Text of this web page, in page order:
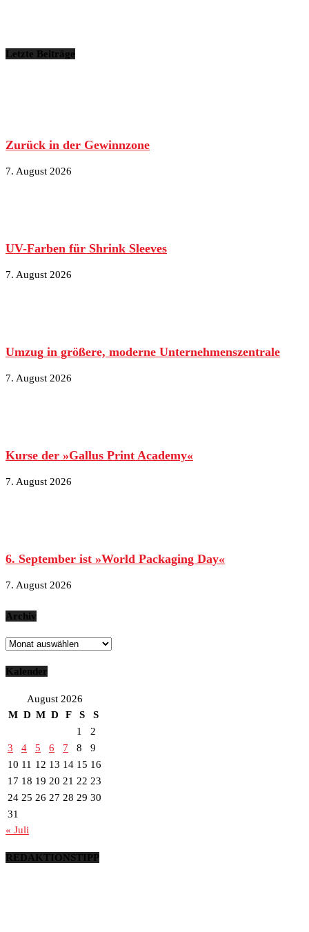
Letzte Beiträge
Zurück in der Gewinnzone
7. August 2026
UV-Farben für Shrink Sleeves
7. August 2026
Umzug in größere, moderne Unternehmenszentrale
7. August 2026
Kurse der »Gallus Print Academy«
7. August 2026
6. September ist »World Packaging Day«
7. August 2026
Archiv
Archiv
Kalender
August 2026
M D M D F S
S
1
2
3
4 5 6 7 8
9
10 11 12 13 14 15 16
17 18 19 20 21 22 23
24 25 26 27 28 29 30
31
« Juli
REDAKTIONSTIPP